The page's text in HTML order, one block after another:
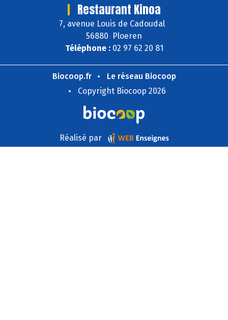
Restaurant Kinoa
7, avenue Louis de Cadoudal
56880 Ploeren
Téléphone :02 97 62 20 81
Biocoop.fr
Le réseau Biocoop
Copyright Biocoop 2026
Réalisé par